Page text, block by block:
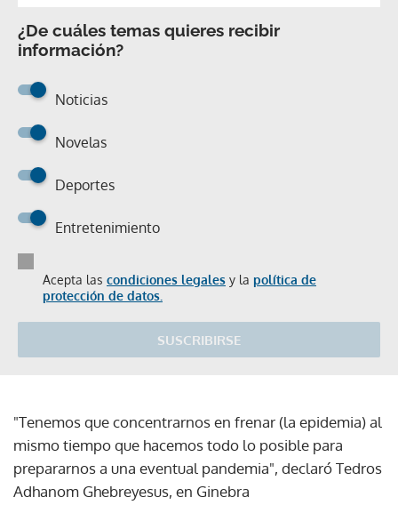
¿De cuáles temas quieres recibir
información?
Noticias
Novelas
Deportes
Entretenimiento
Acepta las condiciones legales y la política de
protección de datos.
SUSCRIBIRSE
"Tenemos que concentrarnos en frenar (la epidemia) al
mismo tiempo que hacemos todo lo posible para
prepararnos a una eventual pandemia", declaró Tedros
Adhanom Ghebreyesus, en Ginebra